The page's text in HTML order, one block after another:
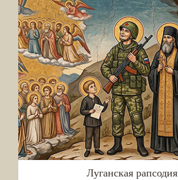
Луганская рапсодия